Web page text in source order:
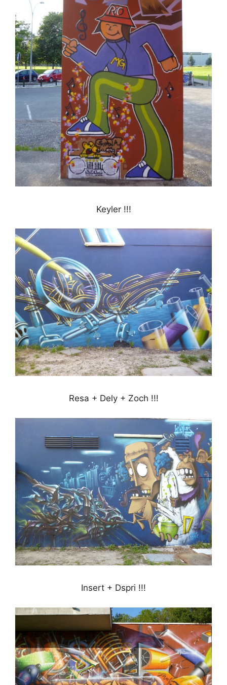
Keyler !!!
Resa + Dely + Zoch !!!
Insert + Dspri !!!